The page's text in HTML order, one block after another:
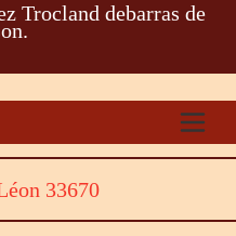
Trocland debarras de
33670